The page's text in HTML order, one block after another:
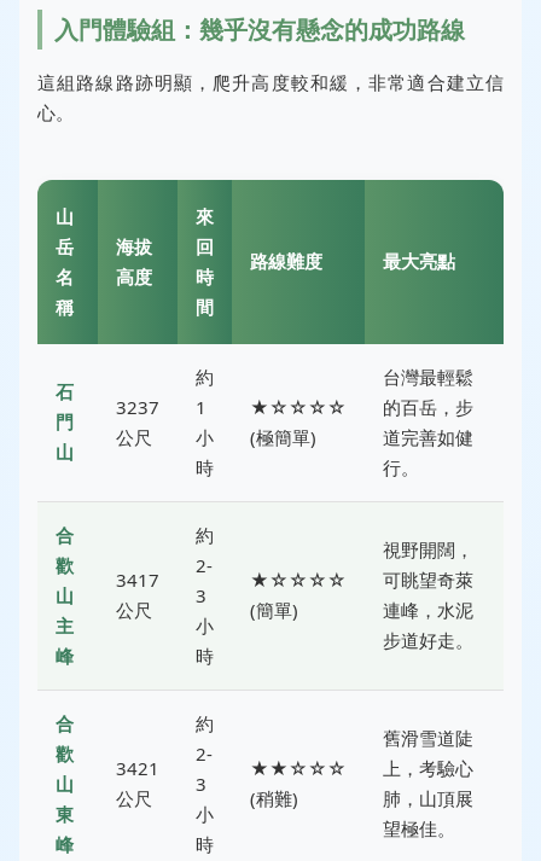
入門體驗組：幾乎沒有懸念的成功路線
這組路線路跡明顯，爬升高度較和緩，非常適合建立信
心。
山
岳
名
稱
海拔
高度
來
回
時
間
路線難度 最大亮點
石
門
山
3237
公尺
約
1
小
時
★☆☆☆☆
(極簡單)
台灣最輕鬆
的百岳，步
道完善如健
行。
合
歡
山
主
峰
3417
公尺
約
2-
3
小
時
★☆☆☆☆
(簡單)
視野開闊，
可眺望奇萊
連峰，水泥
步道好走。
合
歡
山
東
峰
3421
公尺
約
2-
3
小
時
★★☆☆☆
(稍難)
舊滑雪道陡
上，考驗心
肺，山頂展
望極佳。